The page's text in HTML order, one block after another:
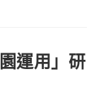
運用」研